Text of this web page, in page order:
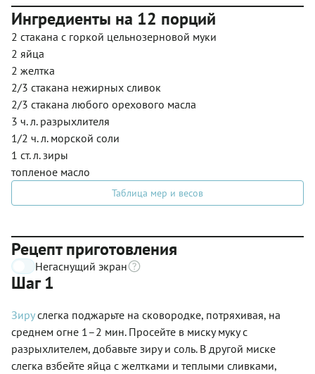
Ингредиенты на 12 порций
2 стакана с горкой цельнозерновой муки
2 яйца
2 желтка
2/3 стакана нежирных сливок
2/3 стакана любого орехового масла
3 ч. л. разрыхлителя
1/2 ч. л. морской соли
1 ст. л. зиры
топленое масло
Таблица мер и весов
Рецепт приготовления
Негаснущий экран
Шаг 1
Зируслегка поджарьте на сковородке, потряхивая, на
среднем огне 1–2 мин. Просейте в миску муку с
разрыхлителем, добавьте зиру и соль. В другой миске
слегка взбейте яйца с желтками и теплыми сливками,